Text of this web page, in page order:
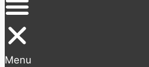
Menu